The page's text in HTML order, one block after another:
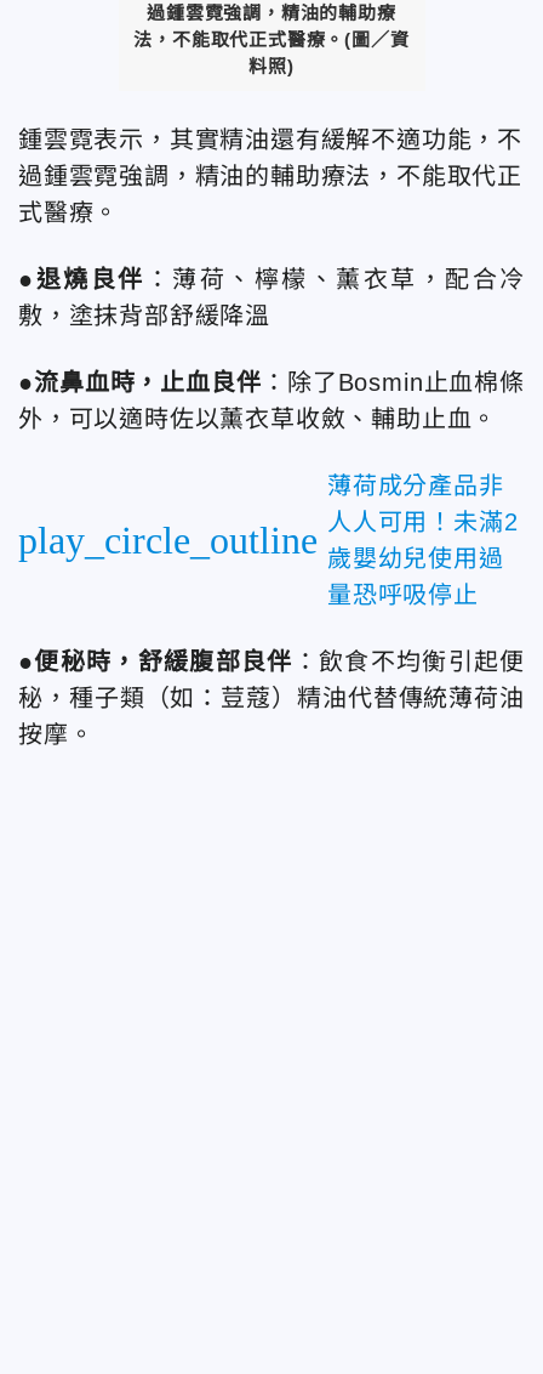
過鍾雲霓強調，精油的輔助療
法，不能取代正式醫療。(圖／資
料照)
鍾雲霓表示，其實精油還有緩解不適功能，不
過鍾雲霓強調，精油的輔助療法，不能取代正
式醫療。
●退燒良伴 ：薄荷、檸檬、薰衣草，配合冷
敷，塗抹背部舒緩降溫
●流鼻血時，止血良伴 ：除了Bosmin止血棉條
外，可以適時佐以薰衣草收斂、輔助止血。
play_circle_outline
薄荷成分產品非
人人可用！未滿2
歲嬰幼兒使用過
量恐呼吸停止
●便秘時，舒緩腹部良伴 ：飲食不均衡引起便
秘，種子類（如：荳蔻）精油代替傳統薄荷油
按摩。